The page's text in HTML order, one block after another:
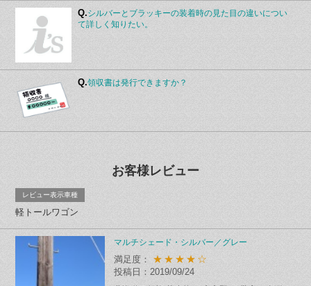
Q.シルバーとブラッキーの装着時の見た目の違いについ
て詳しく知りたい。
Q.領収書は発行できますか？
お客様レビュー
レビュー表示車種
軽トールワゴン
マルチシェード・シルバー／グレー
満足度： ★★★★☆
投稿日：2019/09/24